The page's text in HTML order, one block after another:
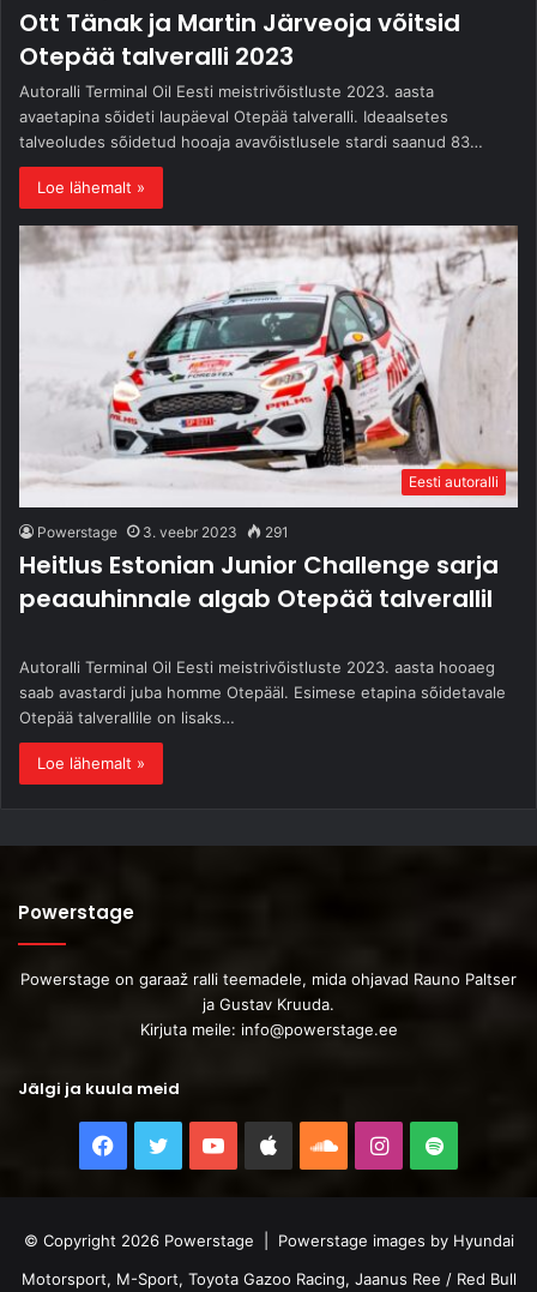
Ott Tänak ja Martin Järveoja võitsid
Otepää talveralli 2023
Autoralli Terminal Oil Eesti meistrivõistluste 2023. aasta
avaetapina sõideti laupäeval Otepää talveralli. Ideaalsetes
talveoludes sõidetud hooaja avavõistlusele stardi saanud 83…
Loe lähemalt »
Eesti autoralli
Powerstage 3. veebr 2023 291
Heitlus Estonian Junior Challenge sarja
peaauhinnale algab Otepää talverallil
Autoralli Terminal Oil Eesti meistrivõistluste 2023. aasta hooaeg
saab avastardi juba homme Otepääl. Esimese etapina sõidetavale
Otepää talverallile on lisaks…
Loe lähemalt »
Powerstage
Powerstage on garaaž ralli teemadele, mida ohjavad Rauno Paltser
ja Gustav Kruuda.
Kirjuta meile: info@powerstage.ee
Jälgi ja kuula meid
Facebook
Twitter YouTubeAppleSoundCloud
Instagram
Spotify
© Copyright 2026 Powerstage | Powerstage images by Hyundai
Motorsport, M-Sport, Toyota Gazoo Racing, Jaanus Ree / Red Bull